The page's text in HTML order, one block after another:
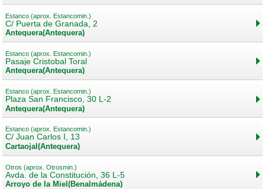
Estanco (aprox. Estancomin.)
C/ Puerta de Granada, 2
Antequera(Antequera)
Estanco (aprox. Estancomin.)
Pasaje Cristobal Toral
Antequera(Antequera)
Estanco (aprox. Estancomin.)
Plaza San Francisco, 30 L-2
Antequera(Antequera)
Estanco (aprox. Estancomin.)
C/ Juan Carlos I, 13
Cartaojal(Antequera)
Otros (aprox. Otrosmin.)
Avda. de la Constitución, 36 L-5
Arroyo de la Miel(Benalmádena)